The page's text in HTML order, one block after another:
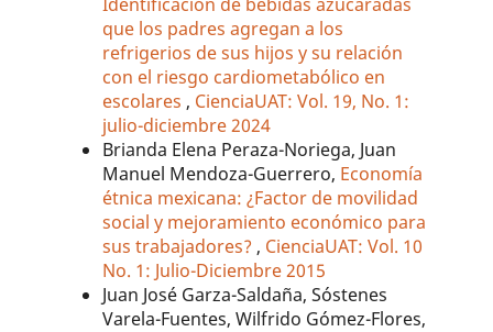
Identificación de bebidas azucaradas
que los padres agregan a los
refrigerios de sus hijos y su relación
con el riesgo cardiometabólico en
escolares, CienciaUAT: Vol. 19, No. 1:
julio-diciembre 2024
Brianda Elena Peraza-Noriega, Juan
Manuel Mendoza-Guerrero, Economía
étnica mexicana: ¿Factor de movilidad
social y mejoramiento económico para
sus trabajadores?, CienciaUAT: Vol. 10
No. 1: Julio-Diciembre 2015
Juan José Garza-Saldaña, Sóstenes
Varela-Fuentes, Wilfrido Gómez-Flores,